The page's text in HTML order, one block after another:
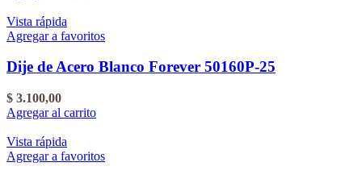
Vista rápida
Agregar a favoritos
Dije de Acero Blanco Forever 50160P-25
$ 3.100,00
Agregar al carrito
Vista rápida
Agregar a favoritos